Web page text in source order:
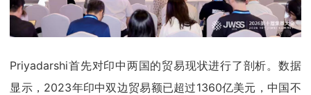
Priyadarshi首先对印中两国的贸易现状进行了剖析。数据
显示，2023年印中双边贸易额已超过1360亿美元，中国不